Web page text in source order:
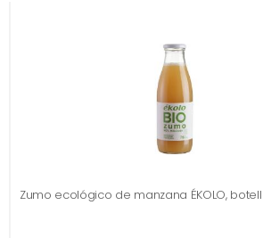
Zumo ecológico de manzana ÉKOLO,